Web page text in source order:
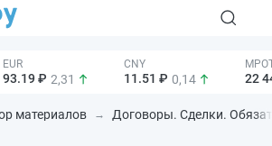
93.19 ₽ 2,31 11.51 ₽ 0,14 22
материалов Договоры. Сделки.